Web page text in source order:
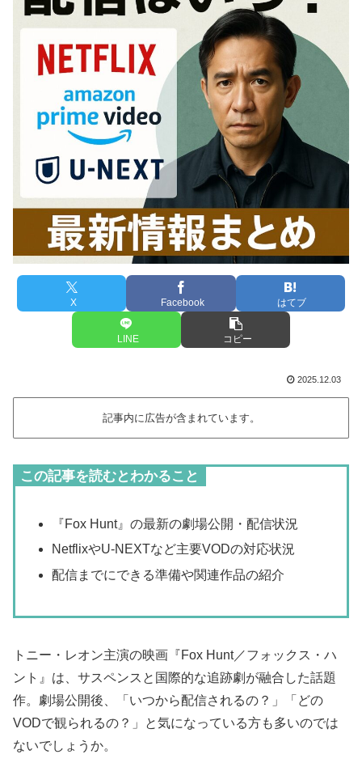
X Facebook はてブ
LINE コピー
2025.12.03
記事内に広告が含まれています。
この記事を読むとわかること
『Fox Hunt』の最新の劇場公開・配信状況
NetflixやU-NEXTなど主要VODの対応状況
配信までにできる準備や関連作品の紹介
トニー・レオン主演の映画『Fox Hunt／フォックス・ハ
ント』は、サスペンスと国際的な追跡劇が融合した話題
作。劇場公開後、「いつから配信されるの？」「どの
VODで観られるの？」と気になっている方も多いのでは
ないでしょうか。